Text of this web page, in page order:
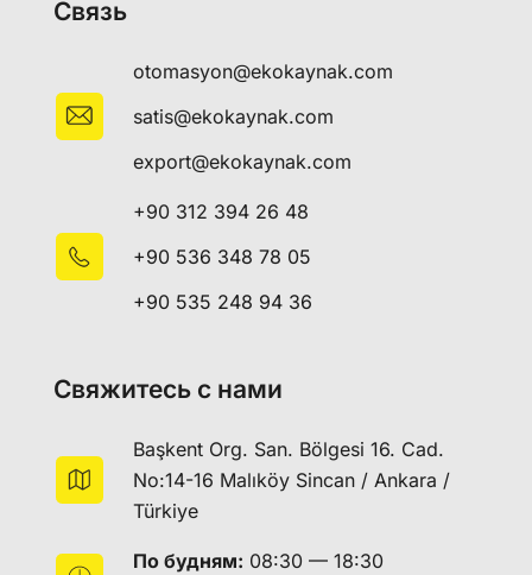
Связь
otomasyon@ekokaynak.com
satis@ekokaynak.com
export@ekokaynak.com
+90 312 394 26 48
+90 536 348 78 05
+90 535 248 94 36
Свяжитесь с нами
Başkent Org. San. Bölgesi 16. Cad.
No:14-16 Malıköy Sincan / Ankara /
Türkiye
По будням: 08:30 — 18:30